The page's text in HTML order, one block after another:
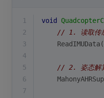
1 void
2
// 1. 读取传
3
4
5
// 2. 姿态解
6
7